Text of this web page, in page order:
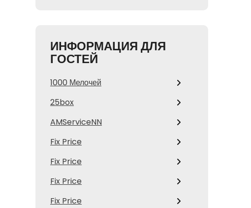
ИНФОРМАЦИЯ ДЛЯ
ГОСТЕЙ
1000 Мелочей
25box
AMServiceNN
Fix Price
Fix Price
Fix Price
Fix Price